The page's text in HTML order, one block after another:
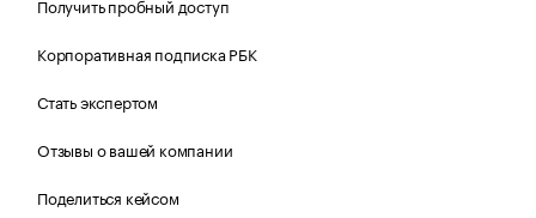
Получить пробный доступ
Корпоративная подписка РБК
Стать экспертом
Отзывы о вашей компании
Поделиться кейсом